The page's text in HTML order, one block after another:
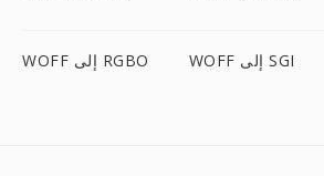
WOFF إلى RGBO WOFF إلى SGI